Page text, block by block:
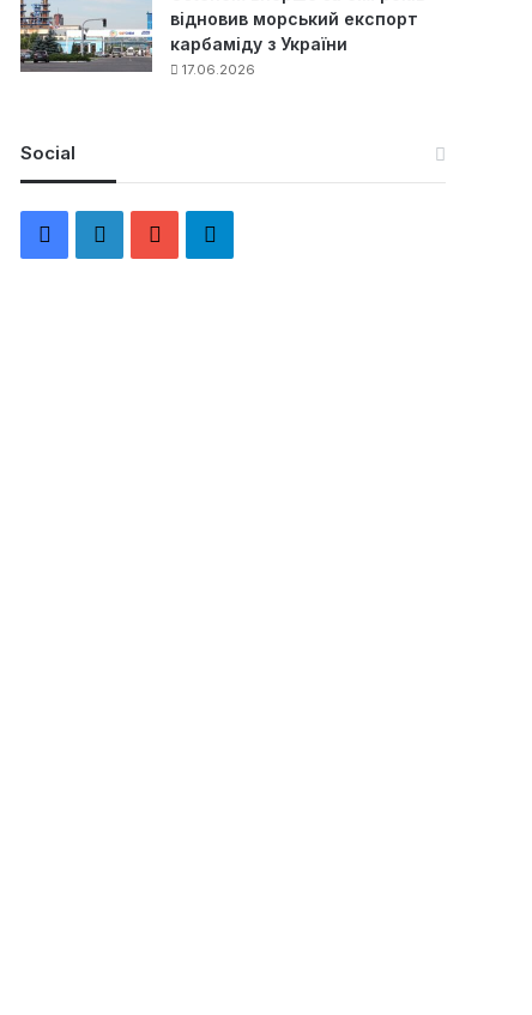
відновив морський експорт
карбаміду з України
17.06.2026
Social